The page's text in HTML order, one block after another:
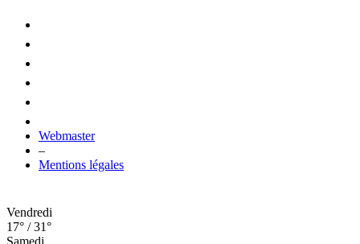
Webmaster
–
Mentions légales
Vendredi
17° / 31°
Samedi